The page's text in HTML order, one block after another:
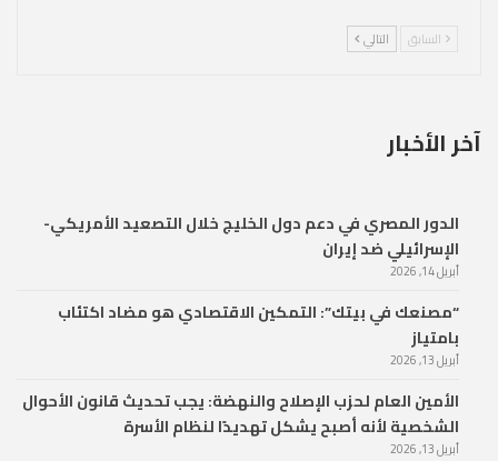
السابق التالي
آخر الأخبار
الدور المصري في دعم دول الخليج خلال التصعيد الأمريكي-
الإسرائيلي ضد إيران
أبريل 14, 2026
“مصنعك في بيتك”: التمكين الاقتصادي هو مضاد اكتئاب
بامتياز
أبريل 13, 2026
الأمين العام لحزب الإصلاح والنهضة: يجب تحديث قانون الأحوال
الشخصية لأنه أصبح يشكل تهديدًا لنظام الأسرة
أبريل 13, 2026